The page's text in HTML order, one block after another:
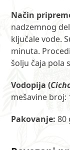
Način
nadzemnog
ključale vode.
minuta.
šolju čaja pola
Vodopija (
mešavine broj:
Pakovanje: 80